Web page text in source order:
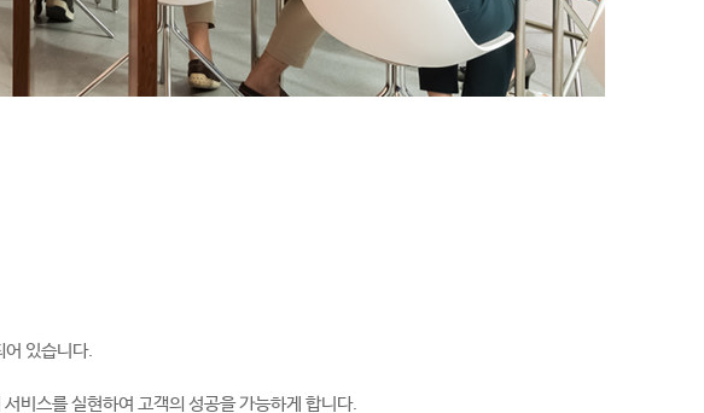
어 있습니다.
비스를 실현하여 고객의 성공을 가능하게 합니다.